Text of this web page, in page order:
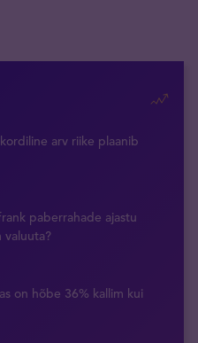
arv riike plaanib
paberrahade ajastu
valuuta?
on hõbe 36% kallim kui